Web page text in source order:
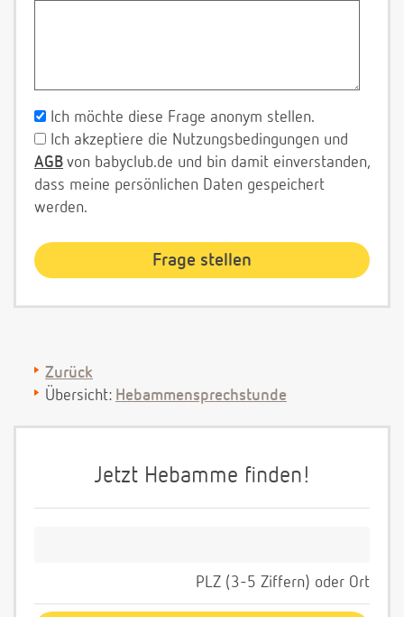
Ich möchte diese Frage anonym stellen.
Ich akzeptiere die Nutzungsbedingungen und
AGB von babyclub.de und bin damit einverstanden,
dass meine persönlichen Daten gespeichert
werden.
Zurück
Übersicht: Hebammensprechstunde
Jetzt Hebamme finden!
PLZ (3-5 Ziffern) oder Ort